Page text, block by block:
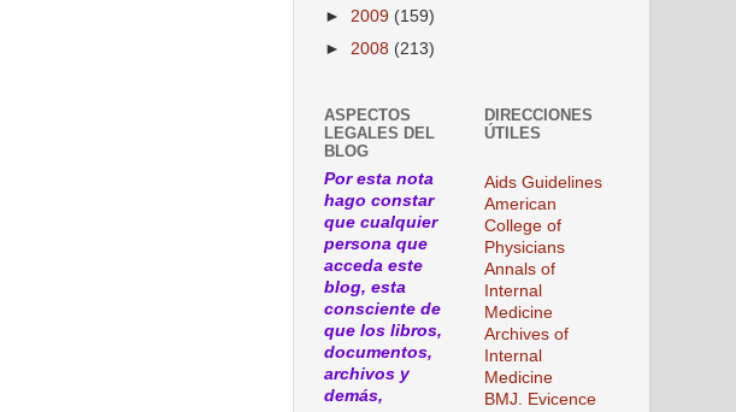
► 2009 (159)
► 2008 (213)
ASPECTOS
LEGALES DEL
BLOG
Por esta nota
hago constar
que cualquier
persona que
acceda este
blog, esta
consciente de
que los libros,
documentos,
archivos y
demás,
DIRECCIONES
ÚTILES
Aids Guidelines
American
College of
Physicians
Annals of
Internal
Medicine
Archives of
Internal
Medicine
BMJ. Evicence